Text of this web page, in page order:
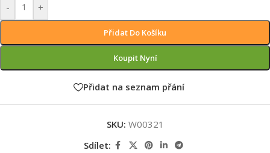
- +
Přidat Do Košíku
Koupit Nyní
Přidat na seznam přání
SKU: W00321
Sdílet: